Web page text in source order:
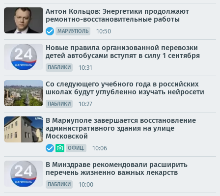
Антон Кольцов: Энергетики продолжают
ремонтно-восстановительные работы
МАРИУПОЛЬ 10:50
Новые правила организованной перевозки
детей автобусами вступят в силу 1 сентября
ПАБЛИКИ 10:31
Со следующего учебного года в российских
школах будут углубленно изучать нейросети
ПАБЛИКИ 10:27
В Мариуполе завершается восстановление
административного здания на улице
Московской
ОФИЦ. 10:06
В Минздраве рекомендовали расширить
перечень жизненно важных лекарств
ПАБЛИКИ 10:00